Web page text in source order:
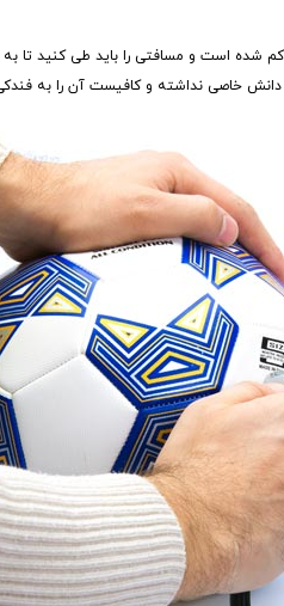
است و مسافتی را باید طی کنید تا
دانش خاصی نداشته و کافیست آن را به